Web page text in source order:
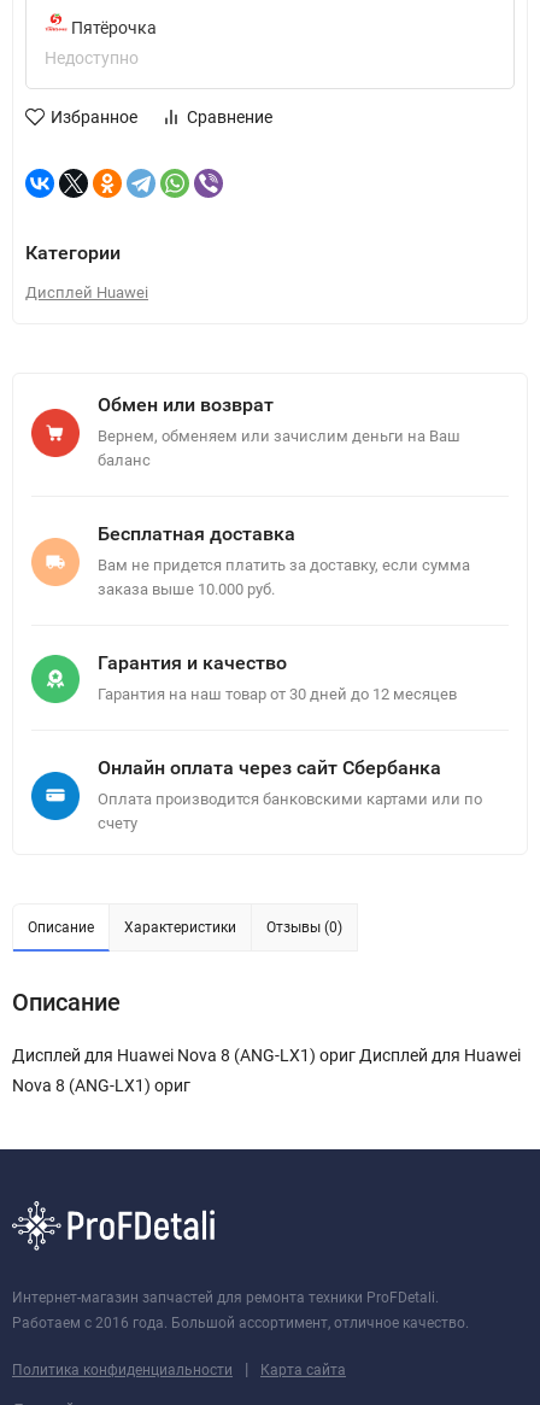
Пятёрочка
Недоступно
Избранное Сравнение
Категории
Дисплей Huawei
Обмен или возврат
Вернем, обменяем или зачислим деньги на Ваш
баланс
Бесплатная доставка
Вам не придется платить за доставку, если сумма
заказа выше 10.000 руб.
Гарантия и качество
Гарантия на наш товар от 30 дней до 12 месяцев
Онлайн оплата через сайт Сбербанка
Оплата производится банковскими картами или по
счету
Описание Характеристики Отзывы (0)
Описание
Дисплей для Huawei Nova 8 (ANG-LX1) ориг Дисплей для Huawei
Nova 8 (ANG-LX1) ориг
Интернет-магазин запчастей для ремонта техники ProFDetali.
Работаем с 2016 года. Большой ассортимент, отличное качество.
Политика конфиденциальности | Карта сайта